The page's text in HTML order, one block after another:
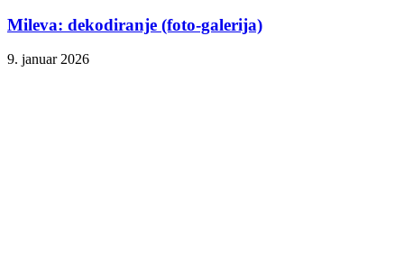
Mileva: dekodiranje (foto-galerija)
9. januar 2026